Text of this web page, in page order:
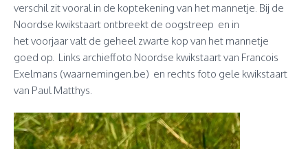
verschil zit vooral in de koptekening van het mannetje. Bij de
Noordse kwikstaart ontbreekt de oogstreep en in
het voorjaar valt de geheel zwarte kop van het mannetje
goed op. Links archieffoto Noordse kwikstaart van Francois
Exelmans (waarnemingen.be) en rechts foto gele kwikstaart
van Paul Matthys.